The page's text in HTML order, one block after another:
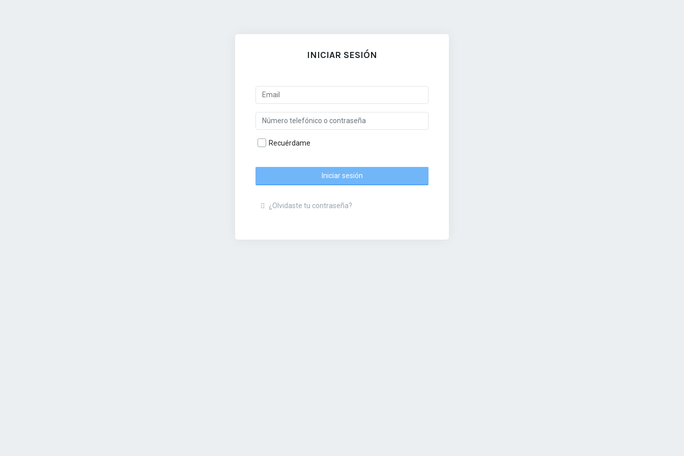
INICIAR SESIÓN
Recuérdame
Iniciar sesión
¿Olvidaste tu contraseña?